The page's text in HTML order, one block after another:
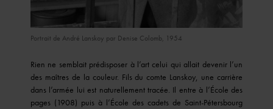
© Ministère de la Culture - Médiathèque de l'architecture et du
Portrait de André Lanskoy par Denise Colomb, 1954
Rien ne semblait prédisposer à l’art celui qui allait devenir l’un
des maîtres de la couleur. Fils du comte Lanskoy, une carrière
dans l’armée lui est naturellement tracée. Il entre à l’École des
pages (1908) puis à l’École des cadets de Saint-Pétersbourg